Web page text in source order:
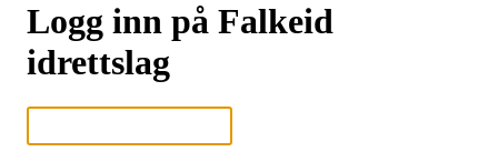
Logg inn på Falkeid
idrettslag